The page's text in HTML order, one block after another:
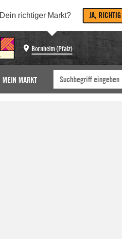
Dein richtiger Markt? JA, RICHTIG
Bornheim (Pfalz)
MEIN MARKT